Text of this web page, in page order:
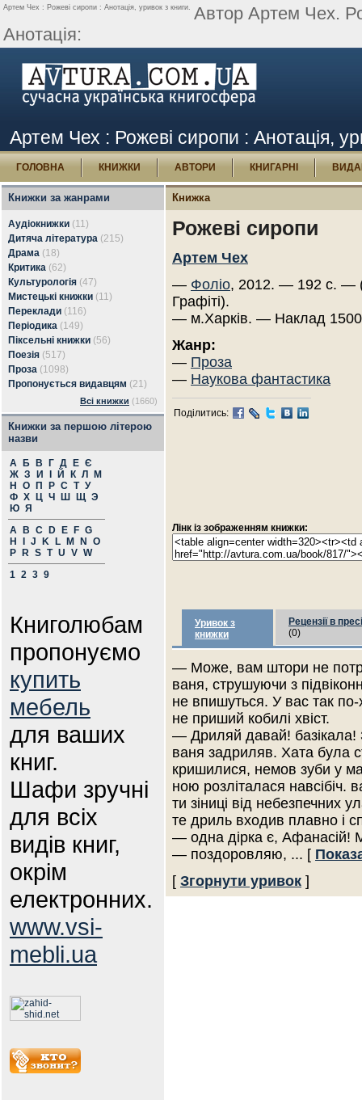
Артем Чех : Рожеві сиропи : Анотація, уривок з книги. Автор Артем Чех.
Анотація:
Артем Чех : Рожеві сиропи : Анотація,
ГОЛОВНА КНИЖКИ АВТОРИ КНИГАРНІ
Книжки за жанрами
Аудіокнижки (11)
Дитяча література (215)
Драма (18)
Критика (62)
Культурологія (47)
Мистецькі книжки (11)
Переклади (116)
Періодика (149)
Піксельні книжки (56)
Поезія (517)
Проза (1098)
Пропонується видавцям (21)
Всі книжки (1660)
Книжки за першою літерою
назви
А Б В Г Д Е Є
Ж З И Й К Л
М
Н
О П Р С Т У
Ф Х Ц Ч Ш Щ Э
Ю Я
A
B C D E F G
H
J K L M N
O
P
R S T U V W
1 2 3 9
Книголюбам
пропонуємо
купить
мебель
для ваших
книг.
Шафи зручні
для всіх
видів книг,
окрім
електронних.
www.vsi-
mebli.ua
Книжка
Рожеві сиропи
Артем Чех
— Фоліо, 2012. — 192 с. —
Графіті).
— м.Харків. — Наклад
Жанр:
— Проза
— Наукова фантастика
Поділитись:
Лінк із зображенням книжки:
Уривок з
книжки
Рецензії в пресі
(0)
— Може, вам штори не
ваня, струшуючи з
не впишуться. У вас так
не приший кобилі хвіст.
— Дриляй давай! базікала!
ваня задриляв. Хата була
кришилися, немов зуби у
ною розліталася навсібіч.
ти зіниці від небезпечних
те дриль входив плавно і
— одна дірка є, Афанасій!
— поздоровляю, ... [
[ Згорнути уривок ]